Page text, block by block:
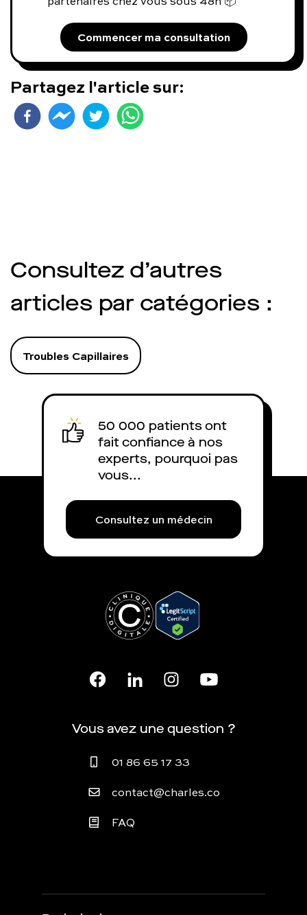
Commencer ma consultation
Partagez l'article sur:
Consultez d’autres
articles par catégories :
Troubles Capillaires
50 000 patients ont
fait confiance à nos
experts, pourquoi pas
vous...
Consultez un médecin
Vous avez une question ?
01 86 65 17 33
contact@charles.co
FAQ